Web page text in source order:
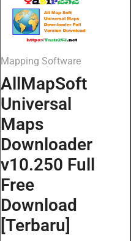
Mapping Software
AllMapSoft
Universal
Maps
Downloader
v10.250 Full
Free
Download
[Terbaru]